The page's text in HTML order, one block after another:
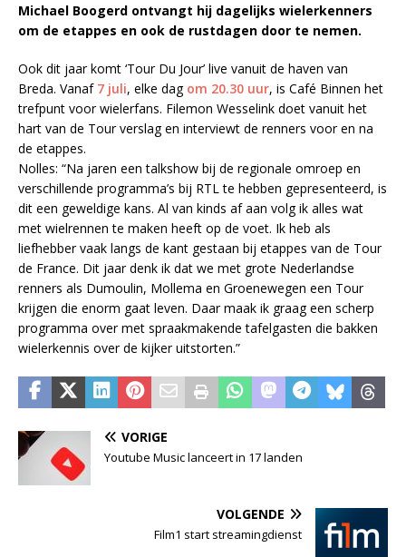
Michael Boogerd ontvangt hij dagelijks wielerkenners
om de etappes en ook de rustdagen door te nemen.
Ook dit jaar komt ‘Tour Du Jour’ live vanuit de haven van
Breda. Vanaf 7 juli, elke dag om 20.30 uur, is Café Binnen het
trefpunt voor wielerfans. Filemon Wesselink doet vanuit het
hart van de Tour verslag en interviewt de renners voor en na
de etappes.
Nolles: “Na jaren een talkshow bij de regionale omroep en
verschillende programma’s bij RTL te hebben gepresenteerd, is
dit een geweldige kans. Al van kinds af aan volg ik alles wat
met wielrennen te maken heeft op de voet. Ik heb als
liefhebber vaak langs de kant gestaan bij etappes van de Tour
de France. Dit jaar denk ik dat we met grote Nederlandse
renners als Dumoulin, Mollema en Groenewegen een Tour
krijgen die enorm gaat leven. Daar maak ik graag een scherp
programma over met spraakmakende tafelgasten die bakken
wielerkennis over de kijker uitstorten.”
VORIGE
Youtube Music lanceert in 17 landen
VOLGENDE
Film1 start streamingdienst